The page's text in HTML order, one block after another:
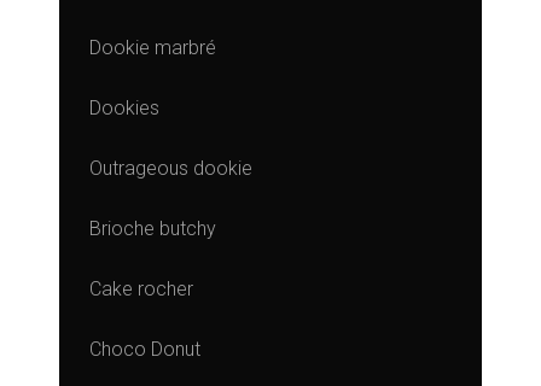
Dookie marbré
Dookies
Outrageous dookie
Brioche butchy
Cake rocher
Choco Donut